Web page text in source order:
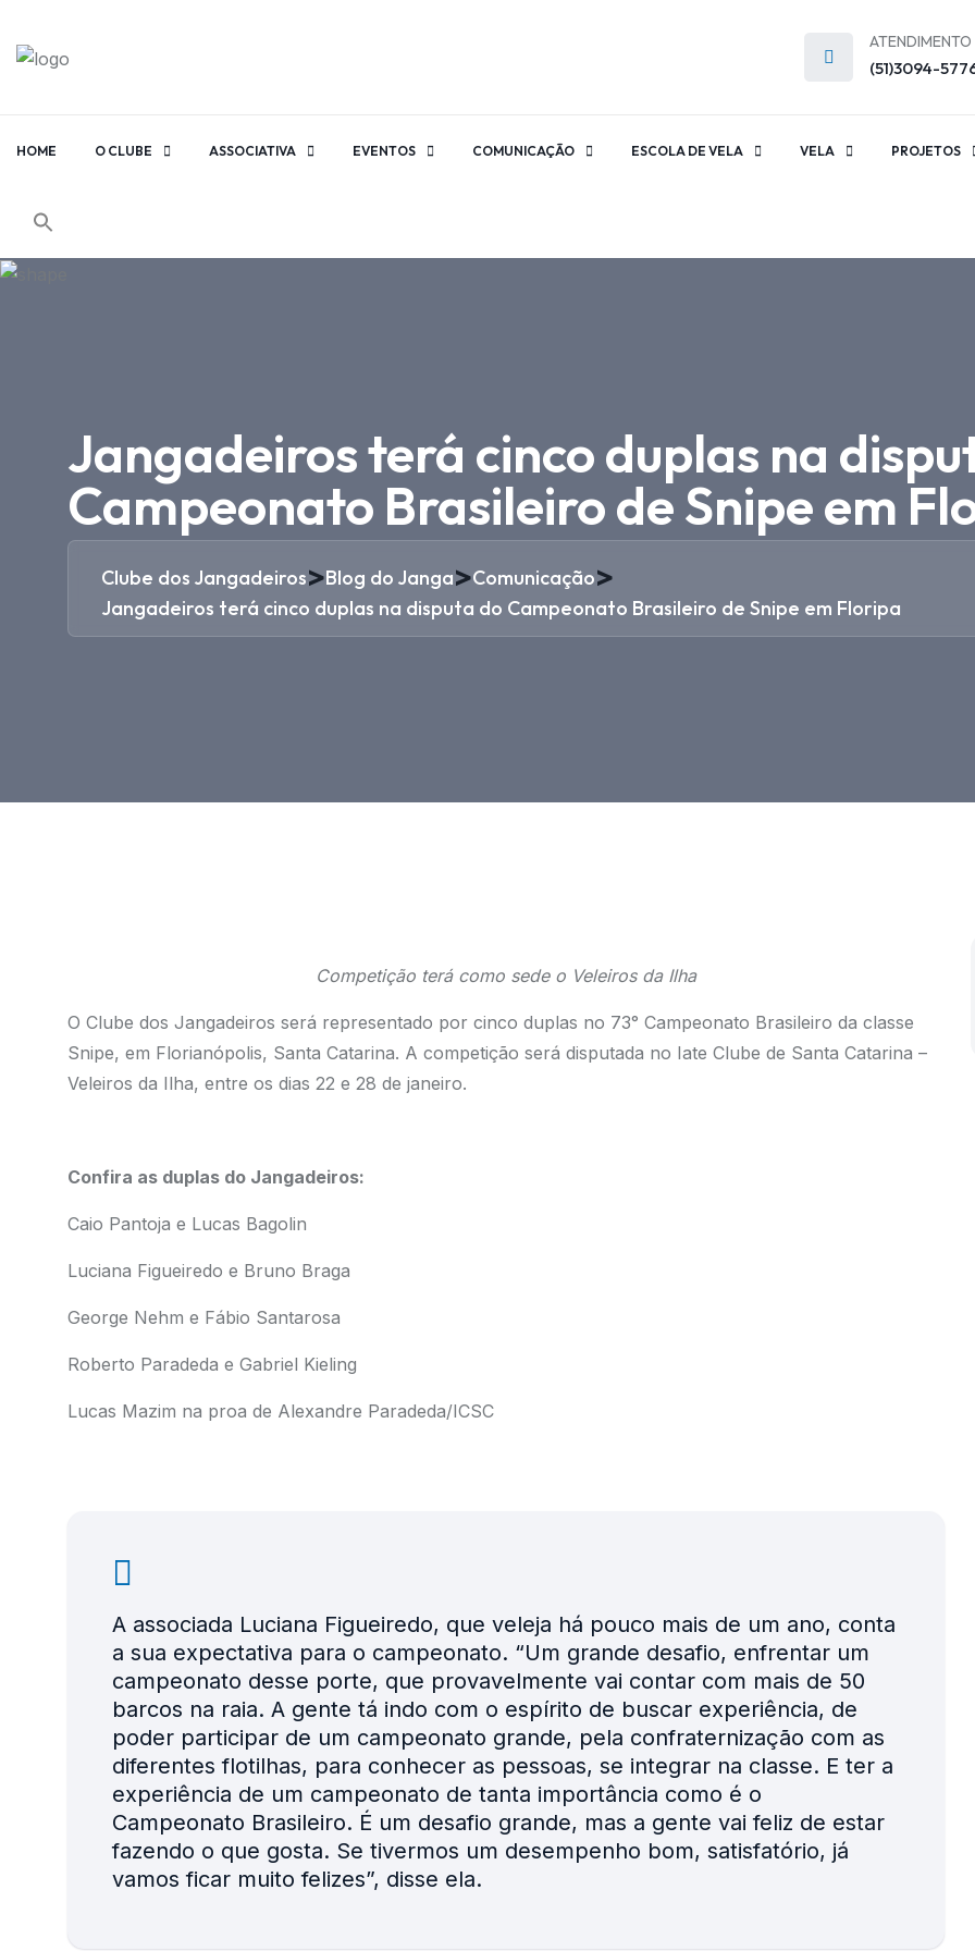
ATENDIMENTO
(51)3094-
HOME O CLUBE ASSOCIATIVA EVENTOS COMUNICAÇÃO ESCOLA DE VELA VELA PROJETOS
Jangadeiros terá cinco duplas na
Campeonato Brasileiro de Snipe em
Clube dos Jangadeiros>Blog do Janga>Comunicação>
Jangadeiros terá cinco duplas na disputa do Campeonato Brasileiro de Snipe em Floripa
Competição terá como sede o Veleiros da Ilha
O Clube dos Jangadeiros será representado por cinco duplas no 73° Campeonato Brasileiro da classe
Snipe, em Florianópolis, Santa Catarina. A competição será disputada no Iate Clube de Santa Catarina –
Veleiros da Ilha, entre os dias 22 e 28 de janeiro.
Confira as duplas do Jangadeiros:
Caio Pantoja e Lucas Bagolin
Luciana Figueiredo e Bruno Braga
George Nehm e Fábio Santarosa
Roberto Paradeda e Gabriel Kieling
Lucas Mazim na proa de Alexandre Paradeda/ICSC
A associada Luciana Figueiredo, que veleja há pouco mais de um ano, conta
a sua expectativa para o campeonato. “Um grande desafio, enfrentar um
campeonato desse porte, que provavelmente vai contar com mais de 50
barcos na raia. A gente tá indo com o espírito de buscar experiência, de
poder participar de um campeonato grande, pela confraternização com as
diferentes flotilhas, para conhecer as pessoas, se integrar na classe. E ter a
experiência de um campeonato de tanta importância como é o
Campeonato Brasileiro. É um desafio grande, mas a gente vai feliz de estar
fazendo o que gosta. Se tivermos um desempenho bom, satisfatório, já
vamos ficar muito felizes”, disse ela.